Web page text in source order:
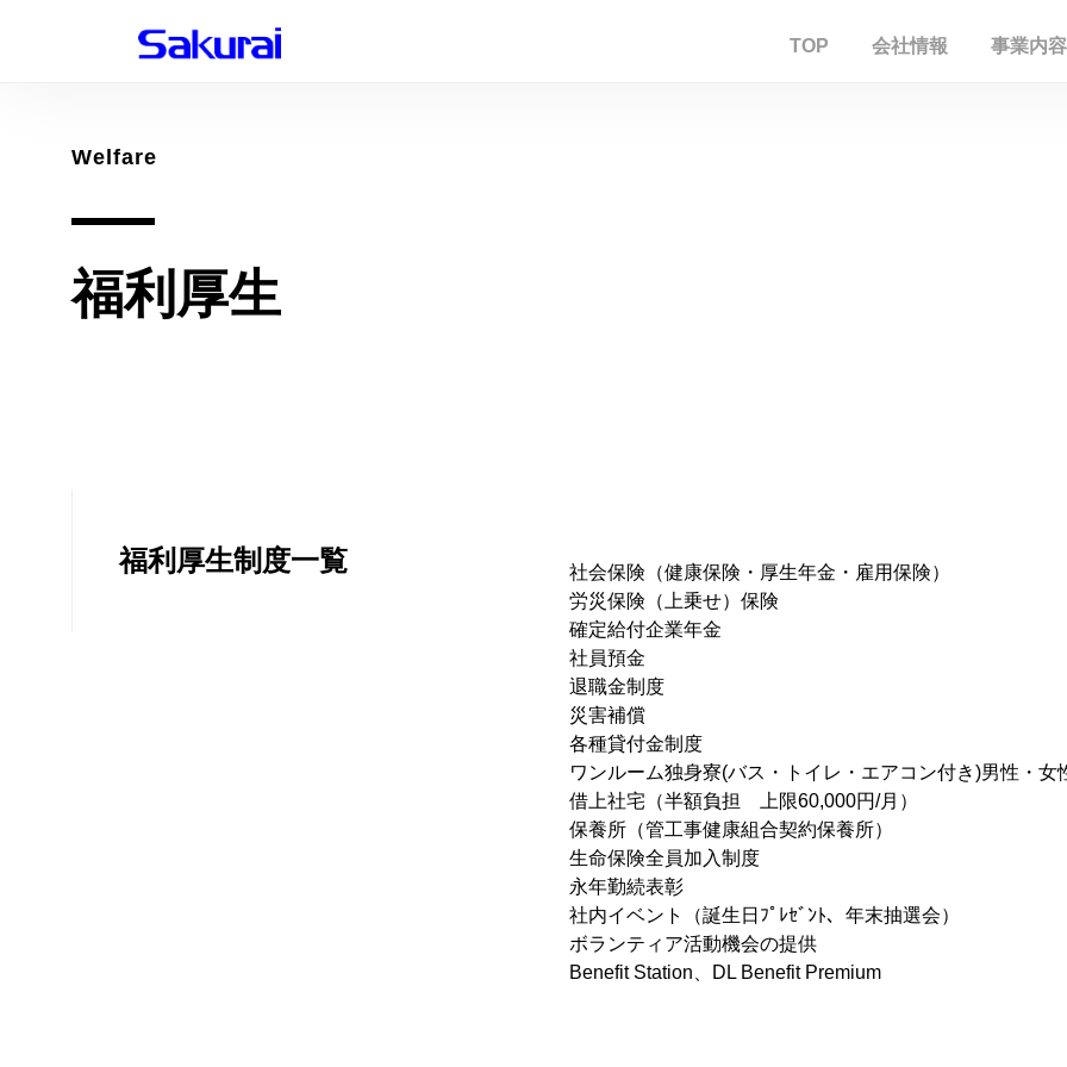
TOP 会社情報 事業内容
Welfare
福利厚生
福利厚生制度一覧
社会保険（健康保険・厚生年金・雇用保険）
労災保険（上乗せ）保険
確定給付企業年金
社員預金
退職金制度
災害補償
各種貸付金制度
ワンルーム独身寮(バス・トイレ・エアコン付き)男性・女
借上社宅（半額負担 上限60,000円/月）
保養所（管工事健康組合契約保養所）
生命保険全員加入制度
永年勤続表彰
社内イベント（誕生日ﾌﾟﾚｾﾞﾝﾄ、年末抽選会）
ボランティア活動機会の提供
Benefit Station、DL Benefit Premium